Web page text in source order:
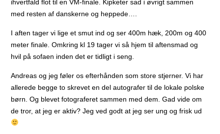
ihvertfald flot til en VM-finale. Kipketer sad i øvrigt sammen
med resten af danskerne og heppede….
I aften tager vi lige et smut ind og ser 400m hæk, 200m og 400
meter finale. Omkring kl 19 tager vi så hjem til aftensmad og
hvil på sofaen inden det er tidligt i seng.
Andreas og jeg føler os efterhånden som store stjerner. Vi har
allerede begge to skrevet en del autografer til de lokale polske
børn. Og blevet fotograferet sammen med dem. Gad vide om
de tror, at jeg er aktiv? Jeg ved godt at jeg ser ung og frisk ud